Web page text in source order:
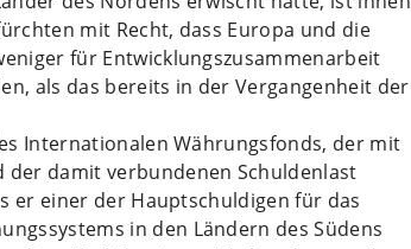
mit Recht, dass Europa und die
für Entwicklungszusammenarbeit
als das bereits in der Vergangenheit der
Internationalen Währungsfonds, der mit
damit verbundenen Schuldenlast
er einer der Hauptschuldigen für das
in den Ländern des Südens